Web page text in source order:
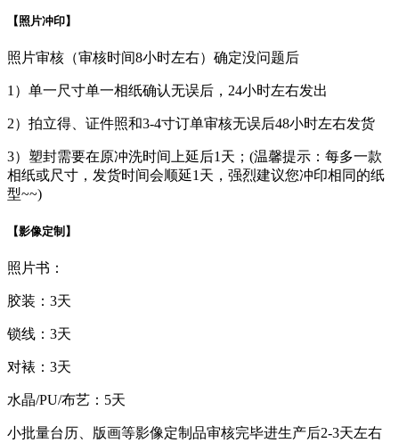
【照片冲印】
照片审核（审核时间8小时左右）确定没问题后
1）单一尺寸单一相纸确认无误后，24小时左右发出
2）拍立得、证件照和3-4寸订单审核无误后48小时左右发货
3）塑封需要在原冲洗时间上延后1天；(温馨提示：每多一款
相纸或尺寸，发货时间会顺延1天，强烈建议您冲印相同的纸
型~~)
【影像定制】
照片书：
胶装：3天
锁线：3天
对裱：3天
水晶/PU/布艺：5天
小批量台历、版画等影像定制品审核完毕进生产后2-3天左右